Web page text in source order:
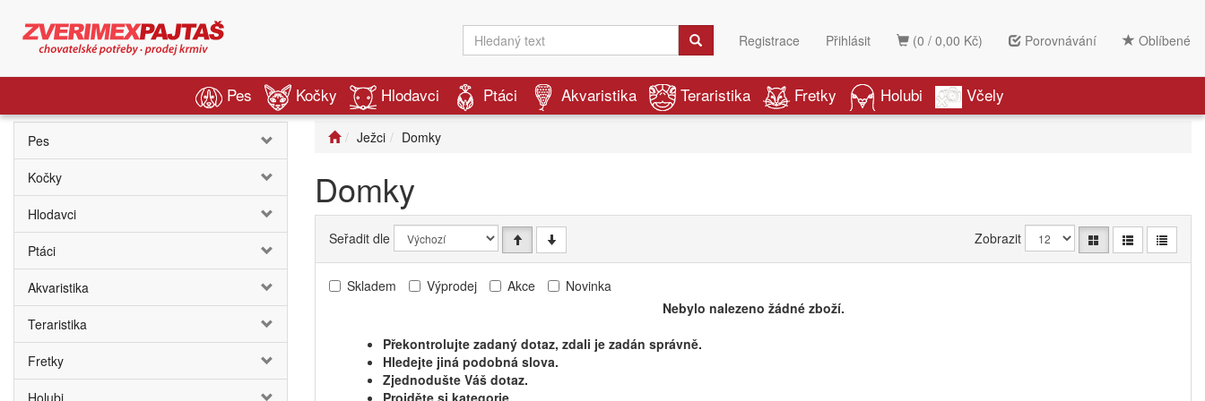
(0 / 0,00 Kč) Porovnávání Oblíbené
Registrace Přihlásit
Pes Kočky Hlodavci Ptáci Akvaristika Teraristika Fretky Holubi Včely
Pes
Kočky
Hlodavci
Ptáci
Akvaristika
Teraristika
Fretky
Holubi
Ježci Domky
Domky
Seřadit dle Zobrazit
Skladem Výprodej Akce
Novinka
Nebylo nalezeno žádné zboží.
Překontrolujte zadaný dotaz, zdali je zadán správně.
Hledejte jiná podobná slova.
Zjednodušte Váš dotaz.